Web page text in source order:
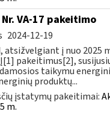
Nr. VA-17 pakeitimo
2024-12-19
į nuo 2025
pakeitimus[2],
taikymu
produktų...
įstatymų pakeitimai:
m.